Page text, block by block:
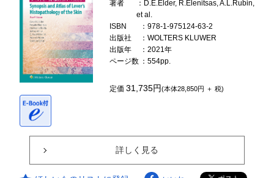
著者
：D.E.Elder, R.Elenitsas, A.L.Rubin,
et al.
ISBN
：978-1-975124-63-2
出版社
：WOLTERS KLUWER
出版年
：2021年
ページ数 ：554pp.
定価31,735円(本体28,850円 ＋ 税)
詳しく見る